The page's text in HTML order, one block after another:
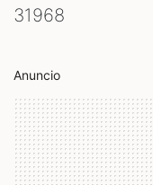
31968
Anuncio